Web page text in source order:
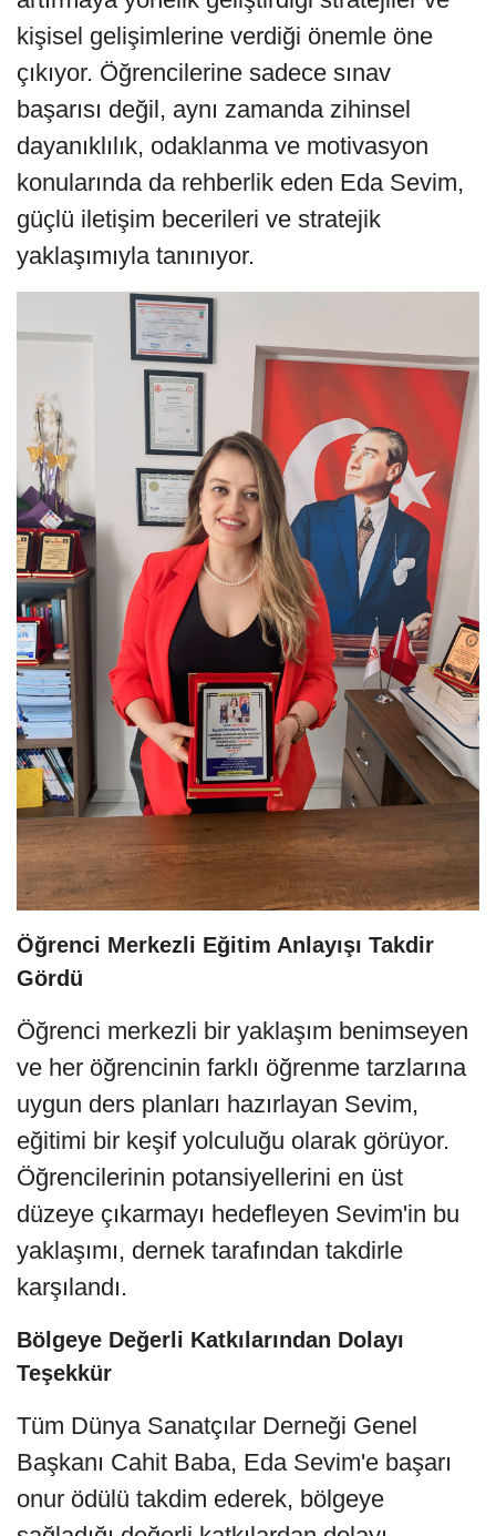
kişisel gelişimlerine verdiği önemle öne
çıkıyor. Öğrencilerine sadece sınav
başarısı değil, aynı zamanda zihinsel
dayanıklılık, odaklanma ve motivasyon
konularında da rehberlik eden Eda Sevim,
güçlü iletişim becerileri ve stratejik
yaklaşımıyla tanınıyor.
Öğrenci Merkezli Eğitim Anlayışı Takdir
Gördü
Öğrenci merkezli bir yaklaşım benimseyen
ve her öğrencinin farklı öğrenme tarzlarına
uygun ders planları hazırlayan Sevim,
eğitimi bir keşif yolculuğu olarak görüyor.
Öğrencilerinin potansiyellerini en üst
düzeye çıkarmayı hedefleyen Sevim'in bu
yaklaşımı, dernek tarafından takdirle
karşılandı.
Bölgeye Değerli Katkılarından Dolayı
Teşekkür
Tüm Dünya Sanatçılar Derneği Genel
Başkanı Cahit Baba, Eda Sevim'e başarı
onur ödülü takdim ederek, bölgeye